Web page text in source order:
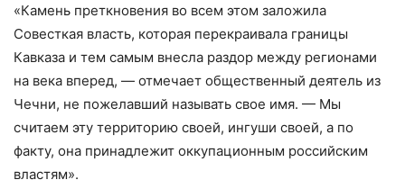
«Камень преткновения во всем этом заложила
Совесткая власть, которая перекраивала границы
Кавказа и тем самым внесла раздор между регионами
на века вперед, — отмечает общественный деятель из
Чечни, не пожелавший называть свое имя. — Мы
считаем эту территорию своей, ингуши своей, а по
факту, она принадлежит оккупационным российским
властям».